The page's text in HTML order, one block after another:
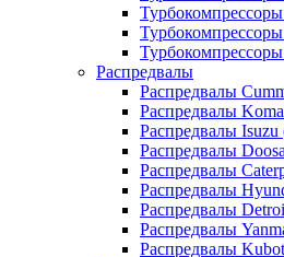
Распредвалы
Распредвалы
Распредвалы
Распредвалы
Распредвалы
Распредвалы
Распредвалы
Распредвалы
Распредвалы
Распредвалы